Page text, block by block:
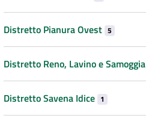
Distretto Pianura Ovest 5
Distretto Reno, Lavino e Samoggia
Distretto Savena Idice 1